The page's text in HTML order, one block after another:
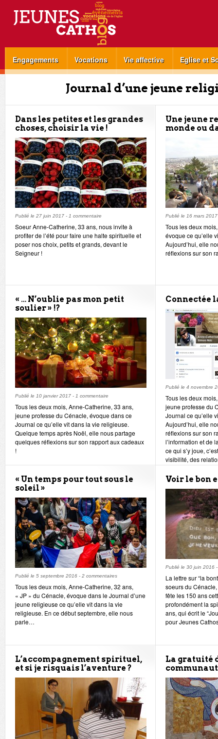
Engagements Vocations Vie affective Eglise et
Journal d’une jeune
Dans les petites et les grandes
choses, choisir la vie !
Publié le 27 juin 2017 - 1 commentaire
Soeur Anne-Catherine, 33 ans, nous invite à
profiter de l’été pour faire une halte spirituelle et
poser nos choix, petits et grands, devant le
Seigneur !
Une jeune
monde ou
Publié le 16 mars 2017
Tous les deux
évoque ce qu’elle
Aujourd’hui, elle
réflexions sur son
« … N’oublie pas mon petit
soulier » !?
Publié le 10 janvier 2017 - 1 commentaire
Tous les deux mois, Anne-Catherine, 33 ans,
jeune professe du Cénacle, évoque dans ce
Journal ce qu’elle vit dans la vie religieuse.
Quelque temps après Noël, elle nous partage
quelques réflexions sur son rapport aux cadeaux
!
Connectée
Publié le 4 novembre
Tous les deux
jeune professe du
Journal ce qu’elle
Aujourd’hui, elle
réflexions sur son
l’information et de
ce qui s’y joue,
visibilité, des
« Un temps pour tout sous le
soleil »
Publié le 5 septembre 2016 - 2 commentaires
Tous les deux mois, Anne-Catherine, 32 ans,
« JP » du Cénacle, évoque dans le Journal d’une
jeune religieuse ce qu’elle vit dans la vie
religieuse. En ce début septembre, elle nous
parle…
Voir le bon
Publié le 30 juin 2016
La lettre sur “la
soeurs du
fête les 150 ans
profondément la
ans, qui écrit le
pour Jeunes
L’accompagnement spirituel,
et si je risquais l’aventure ?
La gratuité